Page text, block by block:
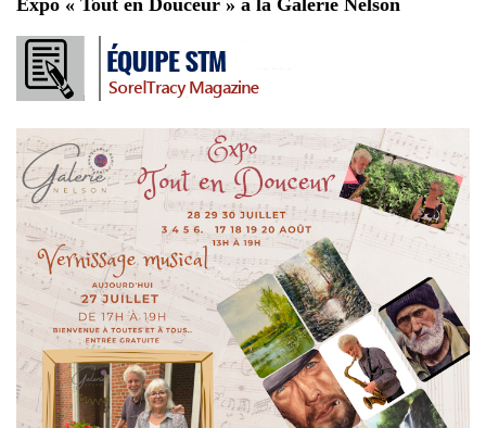
Expo « Tout en Douceur » à la Galerie Nelson